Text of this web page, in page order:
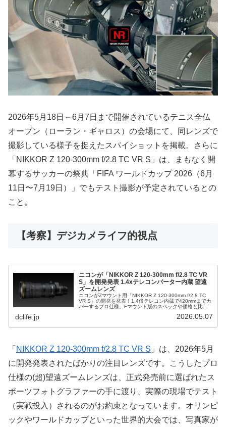
2026年5月18日～6月7日まで開催されているテニス全仏
オープン（ローラン・ギャロス）の会場にて、同レンズで
撮影している様子を捉えたスパイショットを掲載。さらに
「NIKKOR Z 120-300mm f/2.8 TC VR S」は、まもなく開
幕するサッカーの祭典「FIFA ワールドカップ 2026（6月
11日〜7月19日）」でもテスト撮影が予定されているとの
こと。
【考察】デジカメライフ的視点
ニコンが「NIKKOR Z 120-300mm f/2.8 TC VR
S」を開発発表 1.4xテレコンバーター内蔵 望遠
ズームレンズ
ニコンがZマウント用「NIKKOR Z 120-300mm f/2.8 TC
VR S」の開発を発表！1.4倍テレコン内蔵で420mmまでカ
バーするプロ仕様。Fマウント版のスペックや価格と比較
dclife.jp 2026.05.07
「 NIKKOR Z 120-300mm f/2.8 TC VR S 」は、2026年5月
に開発発表されたばかりの注目レンズです。こうしたプロ
仕様の(超)望遠ズームレンズは、正式発売前に選ばれたス
ポーツフォトグラファーの手に渡り、実際の現場でテスト
（実戦投入）されるのがお約束となっています。オリンピ
ックやワールドカップといった世界的大会では、写真家が